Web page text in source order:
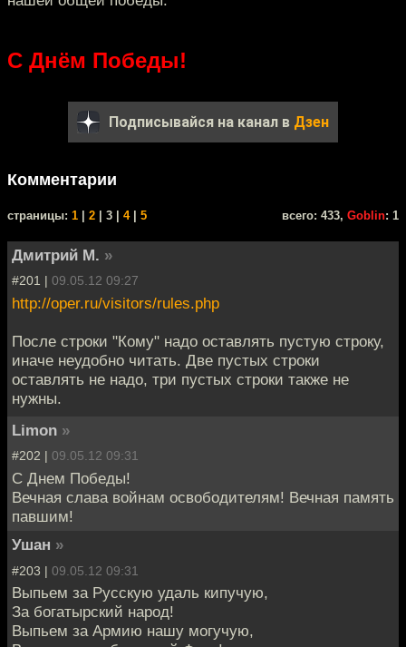
С Днём Победы!
Подписывайся на канал в Дзен
Комментарии
cтраницы: 1 | 2 | 3 | 4| 5 всего: 433, Goblin: 1
Дмитрий М. »
#201 | 09.05.12 09:27
http://oper.ru/visitors/rules.php
После строки "Кому" надо оставлять пустую строку,
иначе неудобно читать. Две пустых строки
оставлять не надо, три пустых строки также не
нужны.
Limon »
#202 | 09.05.12 09:31
C Днем Победы!
Вечная слава войнам освободителям! Вечная память
павшим!
Ушан »
#203 | 09.05.12 09:31
Выпьем за Русскую удаль кипучую,
За богатырский народ!
Выпьем за Армию нашу могучую,